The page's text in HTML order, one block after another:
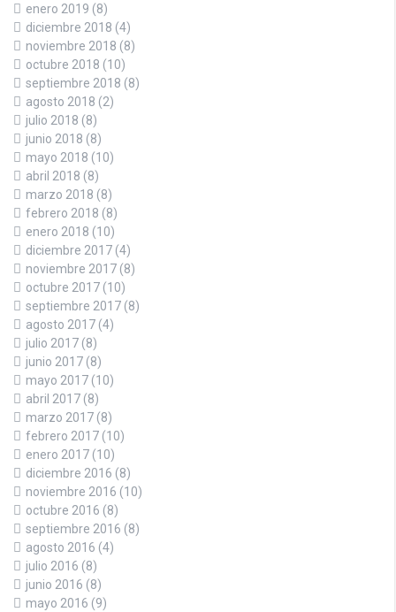
enero 2019 (8)
diciembre 2018 (4)
noviembre 2018 (8)
octubre 2018 (10)
septiembre 2018 (8)
agosto 2018 (2)
julio 2018 (8)
junio 2018 (8)
mayo 2018 (10)
abril 2018 (8)
marzo 2018 (8)
febrero 2018 (8)
enero 2018 (10)
diciembre 2017 (4)
noviembre 2017 (8)
octubre 2017 (10)
septiembre 2017 (8)
agosto 2017 (4)
julio 2017 (8)
junio 2017 (8)
mayo 2017 (10)
abril 2017 (8)
marzo 2017 (8)
febrero 2017 (10)
enero 2017 (10)
diciembre 2016 (8)
noviembre 2016 (10)
octubre 2016 (8)
septiembre 2016 (8)
agosto 2016 (4)
julio 2016 (8)
junio 2016 (8)
mayo 2016 (9)